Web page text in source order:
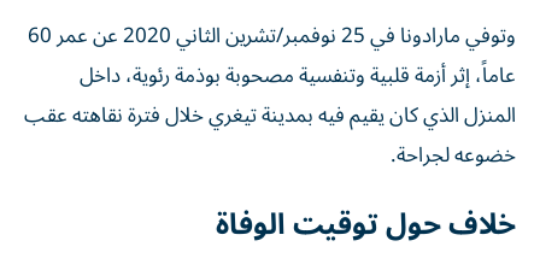
وتوفي مارادونا في 25 نوفمبر/تشرين الثاني 2020 عن عمر 60
عاماً، إثر أزمة قلبية وتنفسية مصحوبة بوذمة رئوية، داخل
المنزل الذي كان يقيم فيه بمدينة تيغري خلال فترة نقاهته عقب
خضوعه لجراحة.
خلاف حول توقيت الوفاة